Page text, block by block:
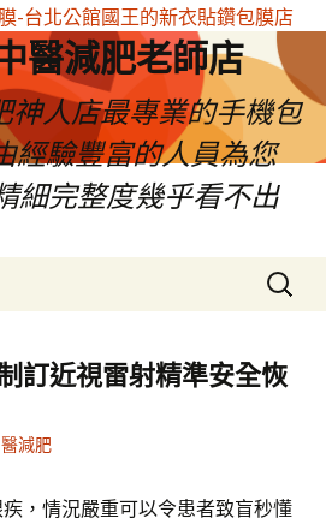
醫減肥老師店
神人店最專業的手機包
經驗豐富的人員為您
細完整度幾乎看不出
搜
尋
鍵
字:
訂近視雷射精準安全恢
減肥
，情況嚴重可以令患者致盲秒懂